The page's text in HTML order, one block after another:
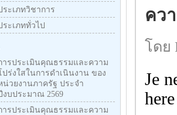
ระเภทวิชาการ
ระเภททั่วไป
ารประเมินคุณธรรมและความ
ปร่งใสในการดำเนินงาน ของ
น่วยงานภาครัฐ ประจำ
งบประมาณ 2569
ารประเมินคุณธรรมและความ
คว
โดย
Je